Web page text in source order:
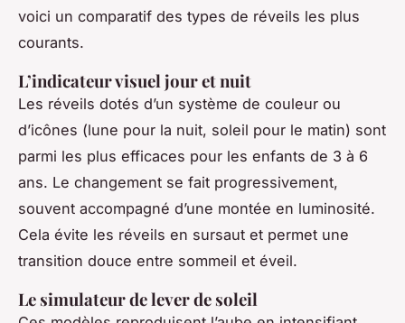
voici un comparatif des types de réveils les plus
courants.
L’indicateur visuel jour et nuit
Les réveils dotés d’un système de couleur ou
d’icônes (lune pour la nuit, soleil pour le matin) sont
parmi les plus efficaces pour les enfants de 3 à 6
ans. Le changement se fait progressivement,
souvent accompagné d’une montée en luminosité.
Cela évite les réveils en sursaut et permet une
transition douce entre sommeil et éveil.
Le simulateur de lever de soleil